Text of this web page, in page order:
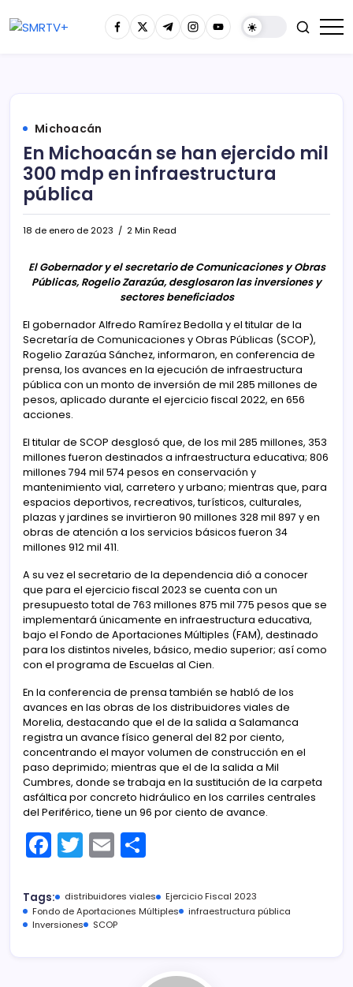
Michoacán
En Michoacán se han ejercido mil
300 mdp en infraestructura
pública
18 de enero de 2023 2 Min Read
El Gobernador y el secretario de Comunicaciones y Obras
Públicas, Rogelio Zarazúa, desglosaron las inversiones y
sectores beneficiados
El gobernador Alfredo Ramírez Bedolla y el titular de la
Secretaría de Comunicaciones y Obras Públicas (SCOP),
Rogelio Zarazúa Sánchez, informaron, en conferencia de
prensa, los avances en la ejecución de infraestructura
pública con un monto de inversión de mil 285 millones de
pesos, aplicado durante el ejercicio fiscal 2022, en 656
acciones.
El titular de SCOP desglosó que, de los mil 285 millones, 353
millones fueron destinados a infraestructura educativa; 806
millones 794 mil 574 pesos en conservación y
mantenimiento vial, carretero y urbano; mientras que, para
espacios deportivos, recreativos, turísticos, culturales,
plazas y jardines se invirtieron 90 millones 328 mil 897 y en
obras de atención a los servicios básicos fueron 34
millones 912 mil 411.
A su vez el secretario de la dependencia dió a conocer
que para el ejercicio fiscal 2023 se cuenta con un
presupuesto total de 763 millones 875 mil 775 pesos que se
implementará únicamente en infraestructura educativa,
bajo el Fondo de Aportaciones Múltiples (FAM), destinado
para los distintos niveles, básico, medio superior; así como
con el programa de Escuelas al Cien.
En la conferencia de prensa también se habló de los
avances en las obras de los distribuidores viales de
Morelia, destacando que el de la salida a Salamanca
registra un avance físico general del 82 por ciento,
concentrando el mayor volumen de construcción en el
paso deprimido; mientras que el de la salida a Mil
Cumbres, donde se trabaja en la sustitución de la carpeta
asfáltica por concreto hidráulico en los carriles centrales
del Periférico, tiene un 96 por ciento de avance.
F
a
c
e
T
w
itt
er
E
m
ai
l
m
p
tir
Tags: distribuidores viales
Ejercicio Fiscal 2023
Fondo de Aportaciones Múltiples
infraestructura pública
Inversiones
SCOP